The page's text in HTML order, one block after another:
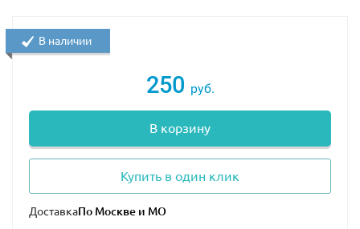
250 руб.
В корзину
Купить в один клик
Доставка
В наличии